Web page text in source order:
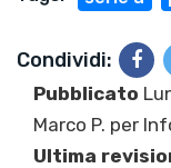
Condividi:
Pubblicato
Marco P. per
Ultima